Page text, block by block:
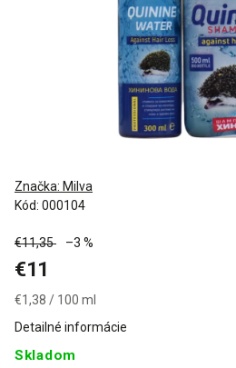
Kód: 000104
Značka: Milva
€11,35 –3 %
€11
€1,38 / 100 ml
Skladom
Detailné informácie